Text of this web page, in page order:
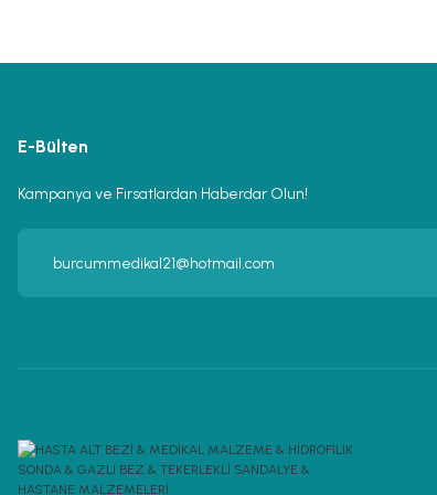
E-Bülten
Kampanya ve Fırsatlardan Haberdar Olun!